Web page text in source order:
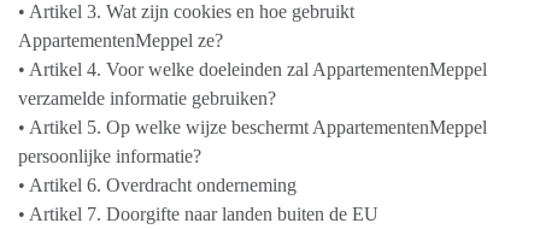
• Artikel 3. Wat zijn cookies en hoe gebruikt
AppartementenMeppel ze?
• Artikel 4. Voor welke doeleinden zal AppartementenMeppel
verzamelde informatie gebruiken?
• Artikel 5. Op welke wijze beschermt AppartementenMeppel
persoonlijke informatie?
• Artikel 6. Overdracht onderneming
• Artikel 7. Doorgifte naar landen buiten de EU